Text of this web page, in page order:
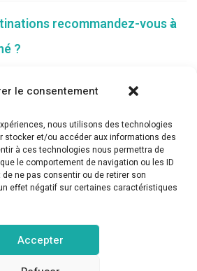
le consentement
nous utilisons des technologies
stocker et/ou accéder aux informations des
à ces technologies nous permettra de
le comportement de navigation ou les ID
ne pas consentir ou de retirer son
effet négatif sur certaines caractéristiques
Accepter
recommandez-vous à
?
2025. Tous droits réservés.